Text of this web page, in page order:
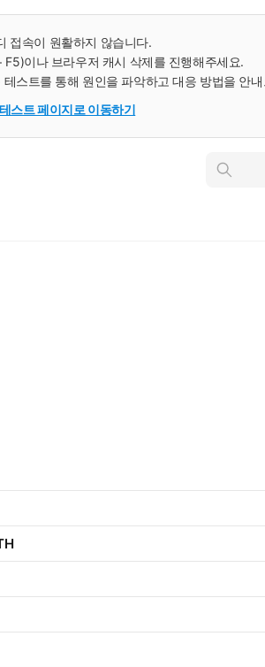
접속이 원활하지 않습니다.
F5)이나 브라우저 캐시 삭제를 진행해주세요.
스트를 통해 원인을 파악하고 대응 방법을 안
테스트 페이지로 이동하기
인